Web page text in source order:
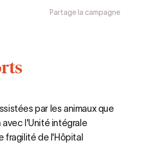
Partage la campagne
par les animaux que
l'Unité intégrale
fragilité de l'Hôpital